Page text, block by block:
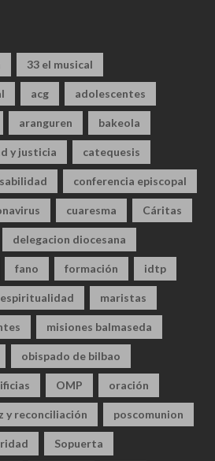
33 el musical
acg adolescentes
aranguren bakeola
y justicia catequesis
conferencia episcopal
cuaresma Cáritas
delegacion diocesana
fano formación idtp
maristas
misiones balmaseda
obispado de bilbao
OMP oración
y reconciliación poscomunion
Sopuerta